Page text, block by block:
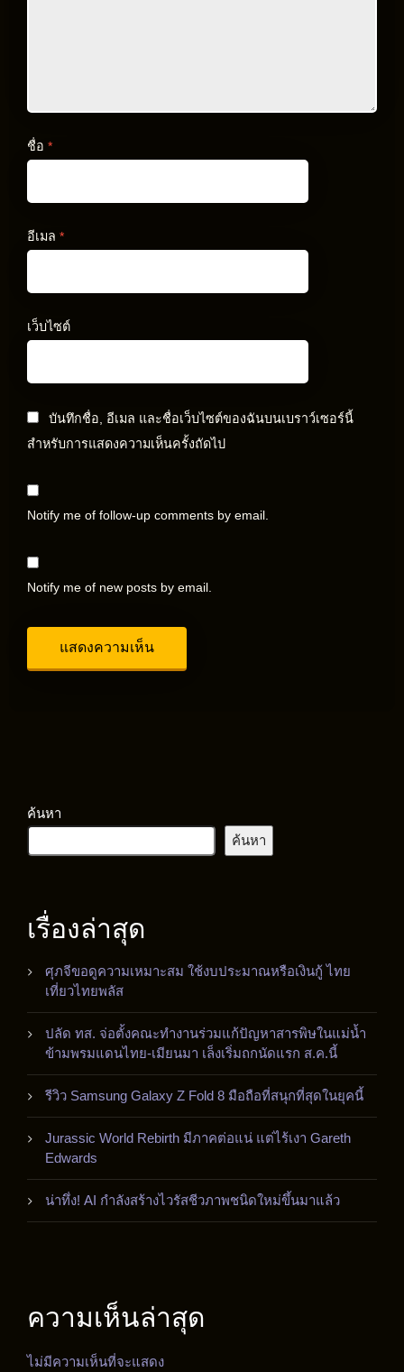
ชื่อ *
อีเมล *
เว็บไซต์
บันทึกชื่อ, อีเมล และชื่อเว็บไซต์ของฉันบนเบราว์เซอร์นี้
สำหรับการแสดงความเห็นครั้งถัดไป
Notify me of follow-up comments by email.
Notify me of new posts by email.
ค้นหา
ค้นหา
เรื่องล่าสุด
ศุภจีขอดูความเหมาะสม ใช้งบประมาณหรือเงินกู้ ไทย
เที่ยวไทยพลัส
ปลัด ทส. จ่อตั้งคณะทำงานร่วมแก้ปัญหาสารพิษในแม่น้ำ
ข้ามพรมแดนไทย-เมียนมา เล็งเริ่มถกนัดแรก ส.ค.นี้
รีวิว Samsung Galaxy Z Fold 8 มือถือที่สนุกที่สุดในยุคนี้
Jurassic World Rebirth มีภาคต่อแน่ แต่ไร้เงา Gareth
Edwards
น่าทึ่ง! AI กำลังสร้างไวรัสชีวภาพชนิดใหม่ขึ้นมาแล้ว
ความเห็นล่าสุด
ไม่มีความเห็นที่จะแสดง